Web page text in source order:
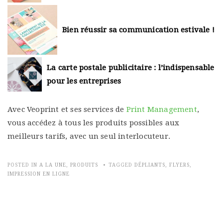
Bien réussir sa communication estivale !
La carte postale publicitaire : l’indispensable
pour les entreprises
Avec Veoprint et ses services de Print Management,
vous accédez à tous les produits possibles aux
meilleurs tarifs, avec un seul interlocuteur.
POSTED IN A LA UNE PRODUITS TAGGED DÉPLIANTS FLYERS
IMPRESSION EN LIGNE